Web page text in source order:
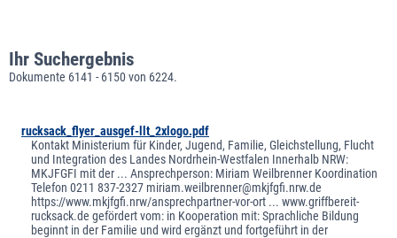
Ihr Suchergebnis
Dokumente 6141 - 6150 von 6224.
rucksack_flyer_ausgef-llt_2xlogo.pdf
Kontakt Ministerium für Kinder, Jugend, Familie, Gleichstellung, Flucht
und Integration des Landes Nordrhein-Westfalen Innerhalb NRW:
MKJFGFI mit der ... Ansprechperson: Miriam Weilbrenner Koordination
Telefon 0211 837-2327 miriam.weilbrenner@mkjfgfi.nrw.de
https://www.mkjfgfi.nrw/ansprechpartner-vor-ort ... www.griffbereit-
rucksack.de gefördert vom: in Kooperation mit: Sprachliche Bildung
beginnt in der Familie und wird ergänzt und fortgeführt in der